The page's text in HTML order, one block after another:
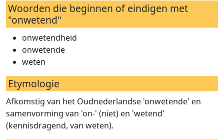
Woorden die beginnen of eindigen met
"onwetend"
onwetendheid
onwetende
weten
Etymologie
Afkomstig van het Oudnederlandse 'onwetende' en
samenvorming van 'on-' (niet) en 'wetend'
(kennisdragend, van weten).